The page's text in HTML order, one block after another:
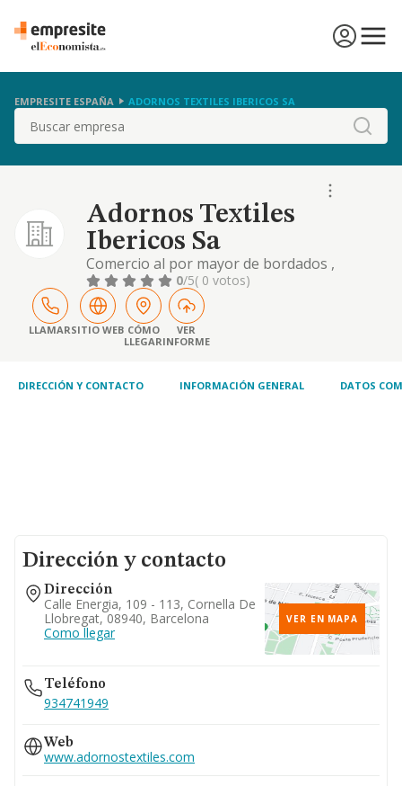
EMPRESITE ESPAÑA ADORNOS TEXTILES IBERICOS SA
Buscar
Adornos Textiles
Ibericos Sa
Comercio al por mayor de bordados ,
encajes y tejidos para la confección.
0/5( 0 votos)
LLAMARSITIO WEB CÓMO
LLEGAR
VER
INFORME
DIRECCIÓN Y CONTACTO INFORMACIÓN GENERAL DATOS
Dirección y contacto
Dirección
Calle Energia, 109 - 113, Cornella De
Llobregat, 08940, Barcelona
Como llegar
VER EN MAPA
Teléfono
934741949
Web
www.adornostextiles.com